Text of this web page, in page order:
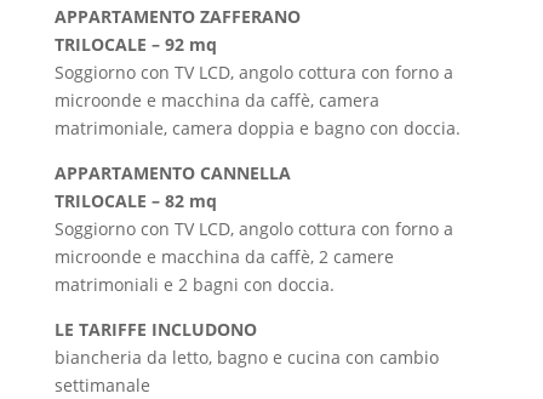
APPARTAMENTO ZAFFERANO
TRILOCALE – 92 mq
Soggiorno con TV LCD, angolo cottura con forno a
microonde e macchina da caffè, camera
matrimoniale, camera doppia e bagno con doccia.
APPARTAMENTO CANNELLA
TRILOCALE – 82 mq
Soggiorno con TV LCD, angolo cottura con forno a
microonde e macchina da caffè, 2 camere
matrimoniali e 2 bagni con doccia.
LE TARIFFE INCLUDONO
biancheria da letto, bagno e cucina con cambio
settimanale